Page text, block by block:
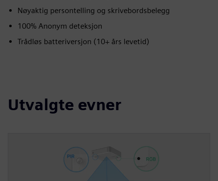
Nøyaktig persontelling og skrivebordsbelegg
100% Anonym deteksjon
Trådløs batteriversjon (10+ års levetid)
Utvalgte evner